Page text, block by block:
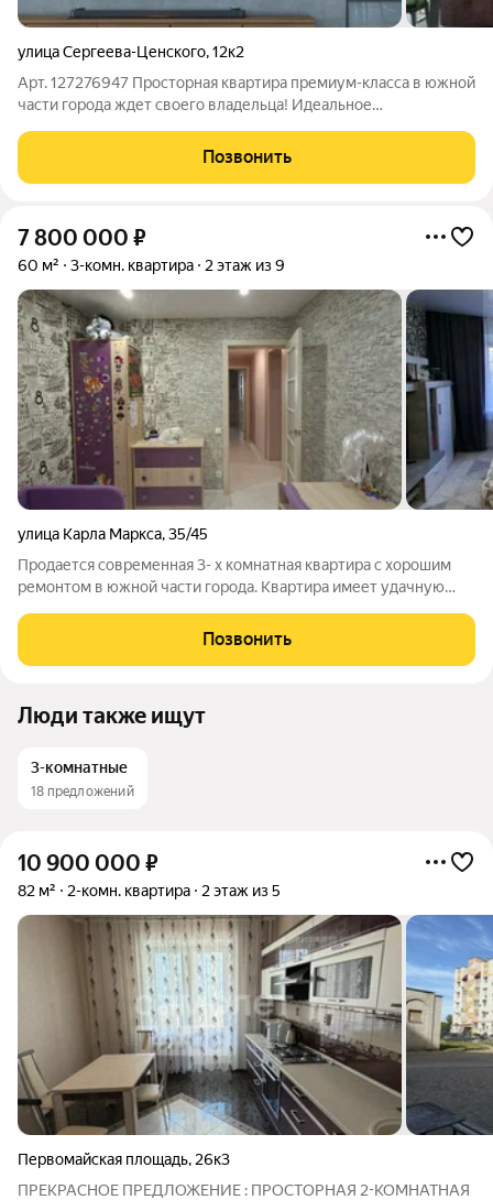
улица Сергеева-Ценского,12к2
Арт. 127276947 Просторная квартира премиум-класса в южной
части города ждет своего владельца! Идеальное
набережной делает это предложение особенно
привлекательным для семей с детьми и ценителей
Позвонить
7 800 000 ₽
60 м² 3-комн. квартира 2 этаж из 9
улица Карла Маркса,35/45
Продается современная 3- х комнатная квартира с хорошим
ремонтом в южной части города. Квартира имеет удачную
пространства. Просторный коридор. Изолированные комнаты
прямоугольной формы с выходом на
Позвонить
Люди также ищут
3-комнатные
18 предложений
10 900 000 ₽
82 м² 2-комн. квартира 2 этаж из 5
Первомайская площадь, 26к3
ПРЕКРАСНОЕ ПРЕДЛОЖЕНИЕ : ПРОСТОРНАЯ 2-КОМНАТНАЯ